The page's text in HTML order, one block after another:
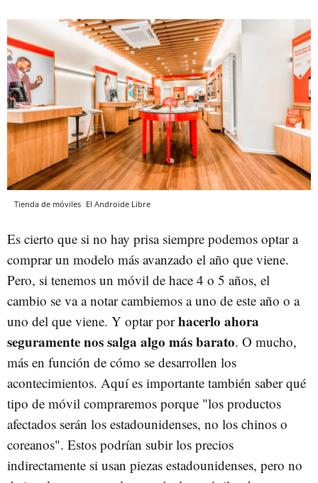
Tienda de móviles El Androide Libre
Es cierto que si no hay prisa siempre podemos optar a
comprar un modelo más avanzado el año que viene.
Pero, si tenemos un móvil de hace 4 o 5 años, el
cambio se va a notar cambiemos a uno de este año o a
uno del que viene. Y optar porhacerlo ahora
seguramente nos salga algo más barato. O mucho,
más en función de cómo se desarrollen los
acontecimientos. Aquí es importante también saber qué
tipo de móvil compraremos porque "los productos
afectados serán los estadounidenses, no los chinos o
coreanos". Estos podrían subir los precios
indirectamente si usan piezas estadounidenses, pero no